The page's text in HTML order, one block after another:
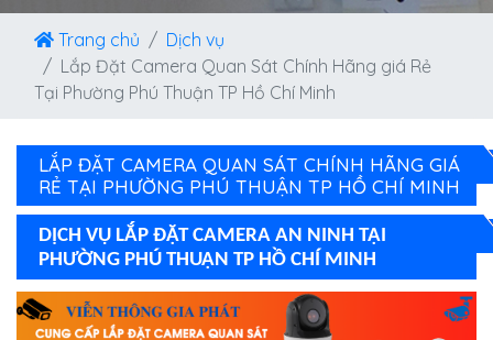
Trang chủ
Dịch vụ
Lắp Đặt Camera Quan Sát Chính Hãng giá Rẻ
Tại Phường Phú Thuận TP Hồ Chí Minh
LẮP ĐẶT CAMERA QUAN SÁT CHÍNH HÃNG GIÁ
RẺ TẠI PHƯỜNG PHÚ THUẬN TP HỒ CHÍ MINH
DỊCH VỤ LẮP ĐẶT CAMERA AN NINH TẠI
PHƯỜNG PHÚ THUẬN TP HỒ CHÍ MINH